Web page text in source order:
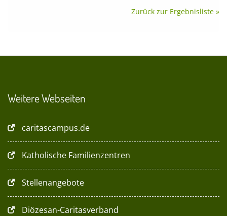
Zurück zur Ergebnisliste »
Weitere Webseiten
caritascampus.de
Katholische Familienzentren
Stellenangebote
Diözesan-Caritasverband